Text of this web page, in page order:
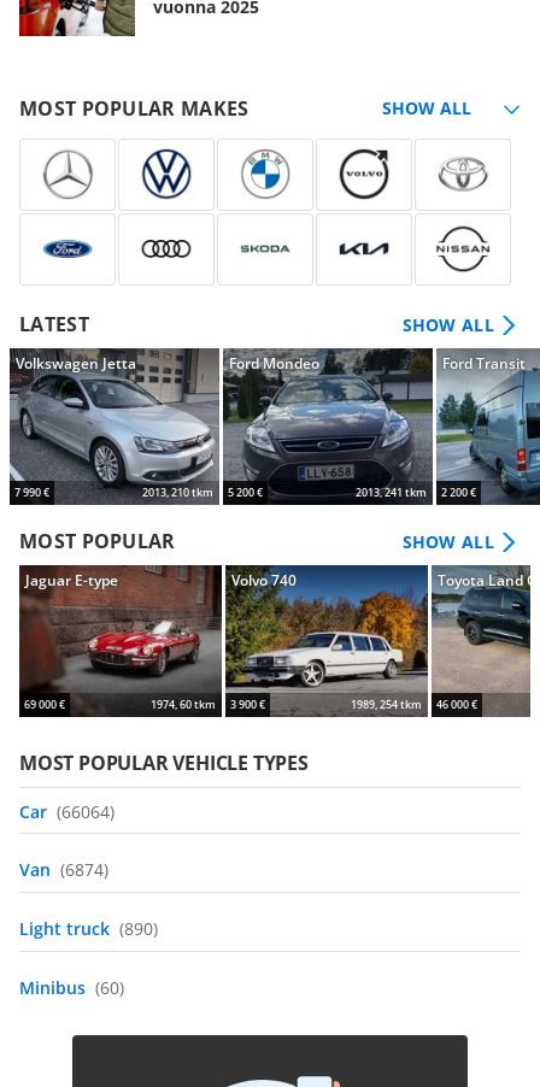
vuonna 2025
MOST POPULAR MAKES
LATEST SHOW ALL
Volkswagen Jetta
7 990 € 2013, 210 tkm
Ford Mondeo
5 200 € 2013, 241 tkm
Ford Transit
2 200 €
MOST POPULAR SHOW ALL
Jaguar E-type
69 000 € 1974, 60 tkm
Volvo 740
3 900 € 1989, 254 tkm
Toyota Land
46 000 €
MOST POPULAR VEHICLE TYPES
(66064)
(6874)
(890)
(60)